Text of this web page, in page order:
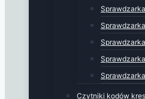
Czytniki kodów